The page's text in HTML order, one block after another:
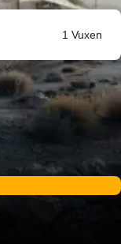
1 Vuxen